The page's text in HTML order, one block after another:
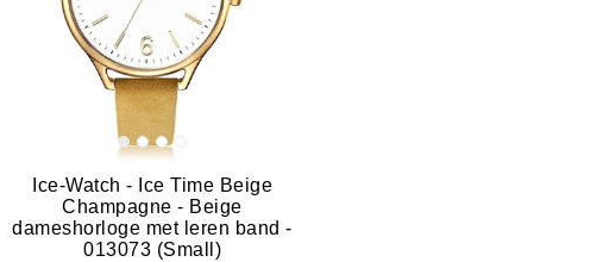
Ice-Watch - Ice Time Beige
Champagne - Beige
dameshorloge met leren band -
013073 (Small)